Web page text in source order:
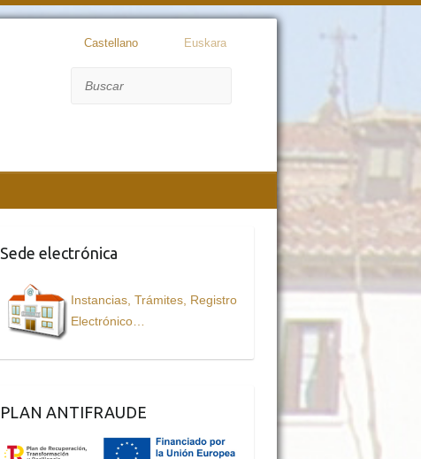
Castellano Euskara
Sede electrónica
Instancias, Trámites, Registro
Electrónico…
PLAN ANTIFRAUDE